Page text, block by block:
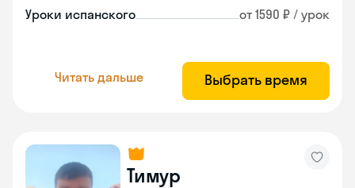
Уроки испанского от 1590 ₽ / урок
Читать дальше Выбрать время
Тимур